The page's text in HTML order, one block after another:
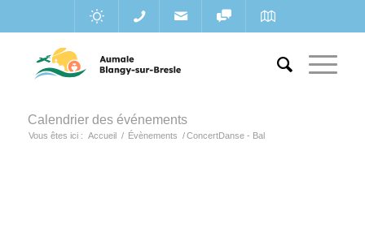
Calendrier des événements
Vous êtes ici : Accueil / Évènements / ConcertDanse - Bal